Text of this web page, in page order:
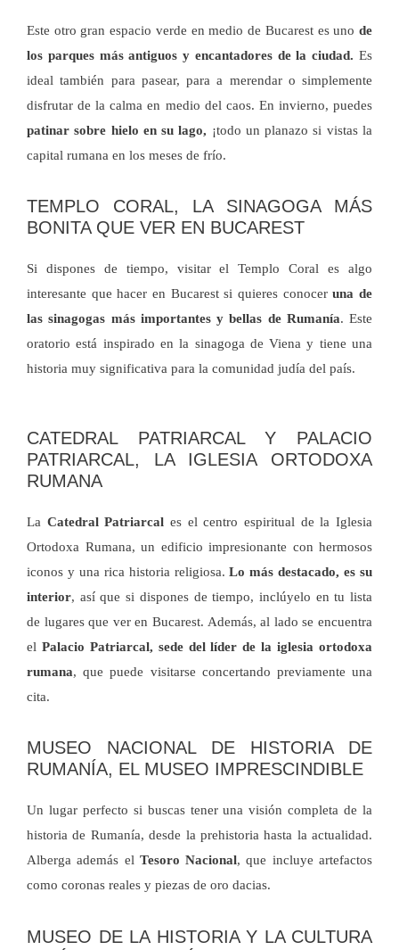
Este otro gran espacio verde en medio de Bucarest es uno de
los parques más antiguos y encantadores de la ciudad. Es
ideal también para pasear, para a merendar o simplemente
disfrutar de la calma en medio del caos. En invierno, puedes
patinar sobre hielo en su lago, ¡todo un planazo si vistas la
capital rumana en los meses de frío.
TEMPLO CORAL, LA SINAGOGA MÁS
BONITA QUE VER EN BUCAREST
Si dispones de tiempo, visitar el Templo Coral es algo
interesante que hacer en Bucarest si quieres conoceruna de
las sinagogas más importantes y bellas de Rumanía. Este
oratorio está inspirado en la sinagoga de Viena y tiene una
historia muy significativa para la comunidad judía del país.
CATEDRAL PATRIARCAL Y PALACIO
PATRIARCAL, LA IGLESIA ORTODOXA
RUMANA
La Catedral Patriarcal es el centro espiritual de la Iglesia
Ortodoxa Rumana, un edificio impresionante con hermosos
iconos y una rica historia religiosa.Lo más destacado, es su
interior, así que si dispones de tiempo, inclúyelo en tu lista
de lugares que ver en Bucarest. Además, al lado se encuentra
el Palacio Patriarcal, sede del líder de la iglesia ortodoxa
rumana, que puede visitarse concertando previamente una
cita.
MUSEO NACIONAL DE HISTORIA DE
RUMANÍA, EL MUSEO IMPRESCINDIBLE
Un lugar perfecto si buscas tener una visión completa de la
historia de Rumanía, desde la prehistoria hasta la actualidad.
Alberga además el Tesoro Nacional, que incluye artefactos
como coronas reales y piezas de oro dacias.
MUSEO DE LA HISTORIA Y LA CULTURA